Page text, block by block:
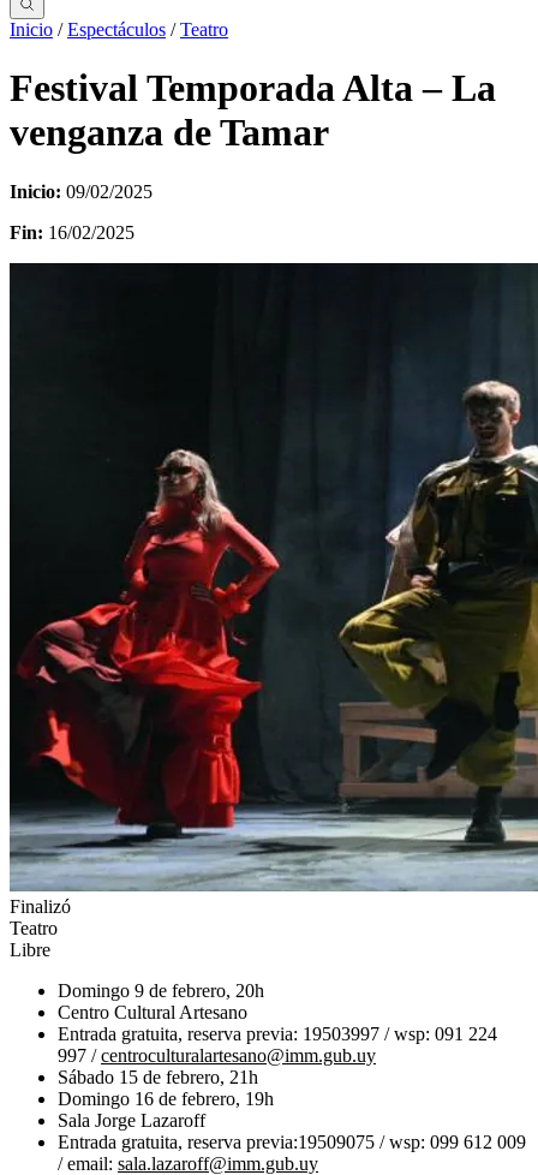
Inicio /Espectáculos /Teatro
Festival Temporada Alta – La
venganza de Tamar
Inicio: 09/02/2025
Fin: 16/02/2025
Finalizó
Teatro
Libre
Domingo 9 de febrero, 20h
Centro Cultural Artesano
Entrada gratuita, reserva previa: 19503997 / wsp: 091 224
997 /centroculturalartesano@imm.gub.uy
Sábado 15 de febrero, 21h
Domingo 16 de febrero, 19h
Sala Jorge Lazaroff
Entrada gratuita, reserva previa:19509075 / wsp: 099 612 009
/ email: sala.lazaroff@imm.gub.uy